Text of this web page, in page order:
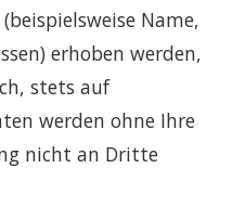
Name,
erhoben werden,
stets auf
werden ohne Ihre
nicht an Dritte